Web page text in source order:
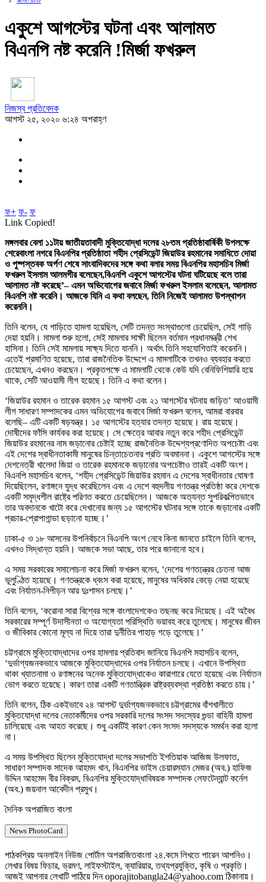
একুশে আগস্টের ঘটনা এবং আলামত
বিএনপি নষ্ট করেনি !মির্জা ফখরুল
নিজস্ব প্রতিবেদক
আগস্ট ২৫, ২০২০ ৬:২৪ অপরাহ্ণ
ফ+ ফ- ফ
Link Copied!
মঙ্গলবার বেলা ১১টায় জাতীয়তাবাদী মুক্তিযোদ্ধা দলের ২৮তম প্রতিষ্ঠাবার্ষিকী উপলক্ষে
শেরেবাংলা নগরে বিএনপির প্রতিষ্ঠাতা শহীদ প্রেসিডেন্ট জিয়াউর রহমানের সমাধিতে দোয়া
ও পুষ্পস্তবক অর্পণ শেষে সাংবাদিকদের সঙ্গে কথা বলার সময় বিএনপির মহাসচিব মির্জা
ফখরুল ইসলাম আলমগীর বলেছেন,বিএনপি একুশে আগস্টের ঘটনা ঘটিয়েছে বলে তারা
আলামত নষ্ট করেছে’– এমন অভিযোগের জবাবে মির্জা ফখরুল ইসলাম বলেছেন, আলামত
বিএনপি নষ্ট করেনি। আজকে যিনি এ কথা বলছেন, তিনি নিজেই আলামত উপস্থাপন
করেননি।
তিনি বলেন, যে গাড়িতে হামলা হয়েছিল, সেটি তদন্ত সংস্থাগুলো চেয়েছিল, সেই গাড়ি
দেয়া হয়নি। মামলা শুরু হলো, সেই মামলার সাক্ষী ছিলেন বর্তমান প্রধানমন্ত্রী শেখ
হাসিনা। তিনি সেই মামলায় সাক্ষ্য দিতে যাননি। অর্থাৎ তিনি সহযোগিতাই করেননি।
এতেই প্রমাণিত হয়েছে, তারা রাজনৈতিক উদ্দেশে এ মামলাটিকে তখনও ব্যবহার করতে
চেয়েছেন, এখনও করছেন। প্রকৃতপক্ষে এ মামলাটি থেকে কেউ যদি বেনিফিশিয়ারি হয়ে
থাকে, সেটি আওয়ামী লীগ হয়েছে। তিনি এ কথা বলেন।
‘জিয়াউর রহমান ও তারেক রহমান ১৫ আগস্ট এবং ২১ আগস্টের ঘটনায় জড়িত’ আওয়ামী
লীগ সাধারণ সম্পাদকের এমন অভিযোগের জবাবে মির্জা ফখরুল বলেন, আমরা বারবার
বলেছি– এটি একটি ষড়যন্ত্র। ১৫ আগস্টের হত্যার তদন্ত হয়েছে। রায় হয়েছে।
দোষীদের ফাঁসি কার্যকর করা হয়েছে। সে ক্ষেত্রে আবার নতুন করে শহীদ প্রেসিডেন্ট
জিয়াউর রহমানের নাম জড়ানোর চেষ্টাই হচ্ছে রাজনৈতিক উদ্দেশ্যপ্রণোদিত অপচেষ্টা এবং
এই দেশের স্বাধীনতাকামী মানুষের চিন্তাচেতনার প্রতি অবমাননা। একুশে আগস্টের সঙ্গে
দেশনেত্রী খালেদা জিয়া ও তারেক রহমানকে জড়ানোর অপচেষ্টাও তারই একটি অংশ।
বিএনপি মহাসচিব বলেন, ‘শহীদ প্রেসিডেন্ট জিয়াউর রহমান এ দেশের স্বাধীনতার ঘোষণা
দিয়েছিলেন, রণাঙ্গনে যুদ্ধ করেছিলেন এবং এ দেশে বহুদলীয় গণতন্ত্র প্রতিষ্ঠা করে দেশকে
একটি সমৃদ্ধশীল রাষ্ট্রে পরিণত করতে চেয়েছিলেন। আজকে অত্যন্ত সুপরিকল্পিতভাবে
তার অবদানকে খাটো করে দেখানোর জন্য ১৫ আগস্টের ঘটনার সঙ্গে তাকে জড়ানোর একটি
প্রচার-প্রোপাগান্ডা ছড়ানো হচ্ছে।’
ঢাকা-৫ ও ১৮ আসনের উপনির্বাচনে বিএনপি অংশ নেবে কিনা জানতে চাইলে তিনি বলেন,
এখনও সিদ্ধান্ত হয়নি। আজকে সভা আছে, তার পরে জানানো হবে।
এ সময় সরকারের সমালোচনা করে মির্জা ফখরুল বলেন, ‘দেশের গণতন্ত্রের চেতনা আজ
ভূলুণ্ঠিত হয়েছে। গণতন্ত্রকে ধ্বংস করা হয়েছে, মানুষের অধিকার কেড়ে নেয়া হয়েছে
এবং নির্যাতন-নিপীড়ন আর দুঃশাসন চলছে।’
তিনি বলেন, ‘করোনা সারা বিশ্বের সঙ্গে বাংলাদেশকেও তছনছ করে দিয়েছে। এই অবৈধ
সরকারের সম্পূর্ণ উদাসীনতা ও অযোগ্যতা পরিস্থিতি ভয়াবহ করে তুলেছে। মানুষের জীবন
ও জীবিকার কোনো মূল্য না দিয়ে তারা দুর্নীতির পাহাড় গড়ে তুলেছে।’
চট্টগ্রামে মুক্তিযোদ্ধাদের ওপর হামলার প্রতিবাদ জানিয়ে বিএনপি মহাসচিব বলেন,
‘দুর্ভাগ্যজনকভাবে আজকে মুক্তিযোদ্ধাদের ওপর নির্যাতন চলছে। এখানে উপস্থিত
থাকা খ্যাতনামা ও রণাঙ্গনের অনেক মুক্তিযোদ্ধাকেও কারাগারে যেতে হয়েছে এবং নির্যাতন
ভোগ করতে হয়েছে। কারণ তারা একটি গণতান্ত্রিক রাষ্ট্রব্যবস্থা প্রতিষ্ঠা করতে চায়।’
তিনি বলেন, ঠিক একইভাবে ২৪ আগস্ট দুর্ভাগ্যজনকভাবে চট্টগ্রামের বাঁশখালীতে
মুক্তিযোদ্ধা দলের নেতাকর্মীদের ওপর সরকারি দলের সংসদ সদস্যের গুন্ডা বাহিনী হামলা
চালিয়েছে এবং আহত করেছে। শুধু একটিই কারণ কেন সংসদ সদস্যকে সমর্থন করা হলো
না।
এ সময় উপস্থিত ছিলেন মুক্তিযোদ্ধা দলের সভাপতি ইশতিয়াক আজিজ উলফাত,
সাধারণ সম্পাদক সাদেক আহমদ খান, বিএনপির ভাইস চেয়ারম্যান মেজর (অব.) হাফিজ
উদ্দিন আহমেদ বীর বিক্রম, বিএনপির মুক্তিযোদ্ধাবিষয়ক সম্পাদক লেফটেন্যান্ট কর্নেল
(অব.) জয়নাল আবেদীন প্রমুখ।
দৈনিক অপরাজিত বাংলা
News PhotoCard
পাঠকপ্রিয় অনলাইন নিউজ পোর্টাল অপরাজিতবাংলা ২৪.কমে লিখতে পারেন আপনিও।
লেখার বিষয় ফিচার, ভ্রমণ, লাইফস্টাইল, ক্যারিয়ার, তথ্যপ্রযুক্তি, কৃষি ও প্রকৃতি।
আজই আপনার লেখাটি পাঠিয়ে দিন oporajitobangla24@yahoo.com ঠিকানায়।